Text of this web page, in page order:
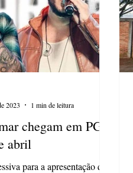
chegam em PG
abril
para a apresentação que
2023
1 min de leitura